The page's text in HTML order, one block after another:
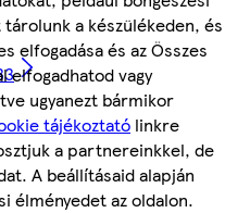
a készülékeden, és
elfogadása és az Összes
elfogadhatod vagy
ugyanezt bármikor
tájékoztató linkre
a partnereinkkel, de
A beállításaid alapján
élményedet az oldalon.